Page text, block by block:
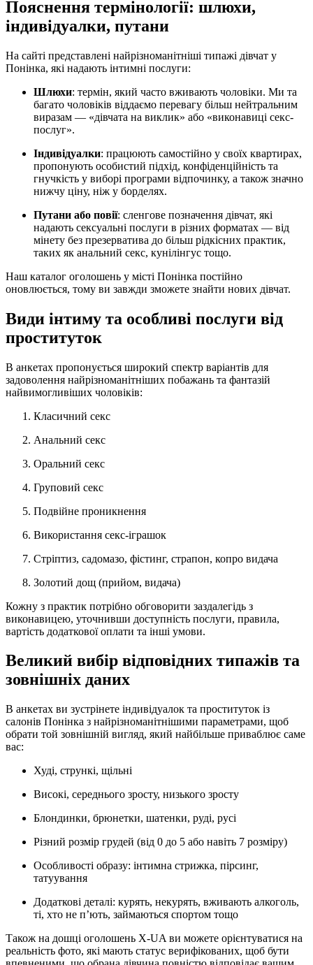
Пояснення термінології: шлюхи,
індивідуалки, путани
На сайті представлені найрізноманітніші типажі дівчат у
Понінка, які надають інтимні послуги:
Шлюхи: термін, який часто вживають чоловіки. Ми та
багато чоловіків віддаємо перевагу більш нейтральним
виразам — «дівчата на виклик» або «виконавиці секс-
послуг».
Індивідуалки: працюють самостійно у своїх квартирах,
пропонують особистий підхід, конфіденційність та
гнучкість у виборі програми відпочинку, а також значно
нижчу ціну, ніж у борделях.
Путани або повії: сленгове позначення дівчат, які
надають сексуальні послуги в різних форматах — від
мінету без презерватива до більш рідкісних практик,
таких як анальний секс, кунілінгус тощо.
Наш каталог оголошень у місті Понінка постійно
оновлюється, тому ви завжди зможете знайти нових дівчат.
Види інтиму та особливі послуги від
проституток
В анкетах пропонується широкий спектр варіантів для
задоволення найрізноманітніших побажань та фантазій
найвимогливіших чоловіків:
Класичний секс
Анальний секс
Оральний секс
Груповий секс
Подвійне проникнення
Використання секс-іграшок
Стріптиз, садомазо, фістинг, страпон, копро видача
Золотий дощ (прийом, видача)
Кожну з практик потрібно обговорити заздалегідь з
виконавицею, уточнивши доступність послуги, правила,
вартість додаткової оплати та інші умови.
Великий вибір відповідних типажів та
зовнішніх даних
В анкетах ви зустрінете індивідуалок та проституток із
салонів Понінка з найрізноманітнішими параметрами, щоб
обрати той зовнішній вигляд, який найбільше приваблює саме
вас:
Худі, стрункі, щільні
Високі, середнього зросту, низького зросту
Блондинки, брюнетки, шатенки, руді, русі
Різний розмір грудей (від 0 до 5 або навіть 7 розміру)
Особливості образу: інтимна стрижка, пірсинг,
татуування
Додаткові деталі: курять, некурять, вживають алкоголь,
ті, хто не п’ють, займаються спортом тощо
Також на дошці оголошень X-UA ви можете орієнтуватися на
реальність фото, які мають статус верифікованих, щоб бути